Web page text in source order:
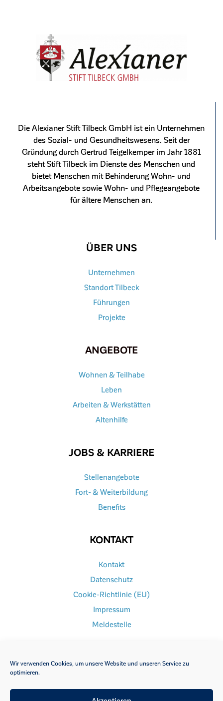
Wir verwenden Cookies, um unsere Website und unseren Service zu
optimieren.
Die Alexianer Stift Tilbeck GmbH ist ein Unternehmen
des Sozial- und Gesundheitswesens. Seit der
Gründung durch Gertrud Teigelkemper im Jahr 1881
steht Stift Tilbeck im Dienste des Menschen und
bietet Menschen mit Behinderung Wohn- und
Arbeitsangebote sowie Wohn- und Pflegeangebote
für ältere Menschen an.
ÜBER UNS
Unternehmen
Standort Tilbeck
Führungen
Projekte
ANGEBOTE
Wohnen & Teilhabe
Leben
Arbeiten & Werkstätten
Altenhilfe
JOBS & KARRIERE
Stellenangebote
Fort- & Weiterbildung
Benefits
KONTAKT
Kontakt
Datenschutz
Cookie-Richtlinie (EU)
Impressum
Meldestelle